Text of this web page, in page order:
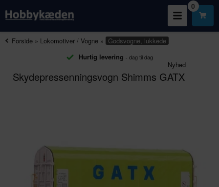
0
Forside » Lokomotiver / Vogne » Godsvogne, lukkede
Hurtig levering - dag til dag
Nyhed
Skydepressenningsvogn Shimms GATX